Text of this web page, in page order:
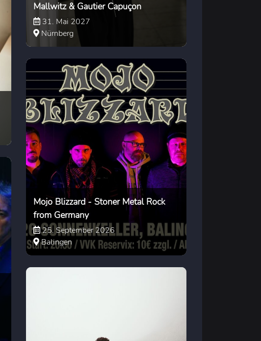
Mallwitz & Gautier Capuçon
31. Mai 2027
Nürnberg
Mojo Blizzard - Stoner Metal Rock
from Germany
25. September 2026
Balingen